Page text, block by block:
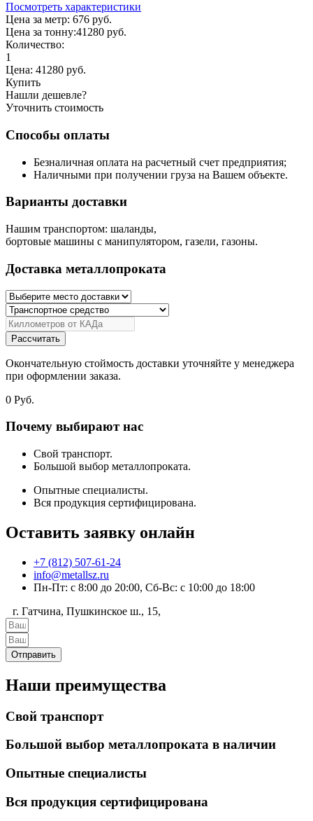
Посмотреть характеристики
Цена за метр: 676 руб.
Цена за тонну:41280 руб.
Количество:
1
Цена: 41280 руб.
Купить
Нашли дешевле?
Уточнить стоимость
Способы оплаты
Безналичная оплата на расчетный счет предприятия;
Наличными при получении груза на Вашем объекте.
Варианты доставки
Нашим транспортом: шаланды,
бортовые машины с манипулятором, газели, газоны.
Доставка металлопроката
Рассчитать
Окончательную стоймость доставки уточняйте у менеджера
при оформлении заказа.
0 Руб.
Почему выбирают нас
Свой транспорт.
Большой выбор металлопроката.
Опытные специалисты.
Вся продукция сертифицирована.
Оставить заявку онлайн
+7 (812) 507-61-24
info@metallsz.ru
Пн-Пт: с 8:00 до 20:00, Сб-Вс: с 10:00 до 18:00
г. Гатчина, Пушкинское ш., 15,
Отправить
Наши преимущества
Свой транспорт
Большой выбор металлопроката в наличии
Опытные специалисты
Вся продукция сертифицирована